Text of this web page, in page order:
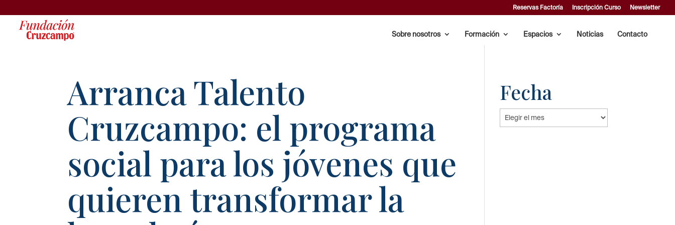
Reservas Factoría Inscripción Curso Newsletter
Sobre nosotros Formación Espacios Noticias Contacto
Arranca Talento
Cruzcampo: el programa
social para los jóvenes que
quieren transformar la
Fecha
Fecha